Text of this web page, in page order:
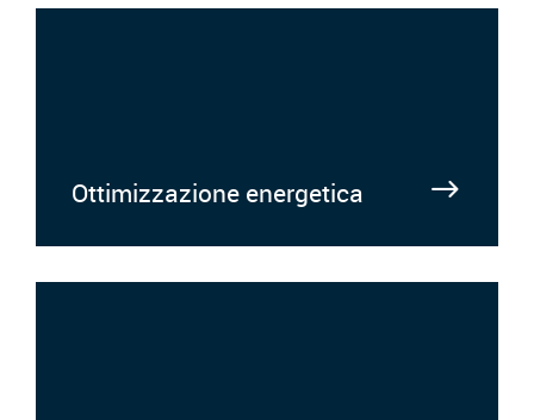
Ottimizzazione energetica